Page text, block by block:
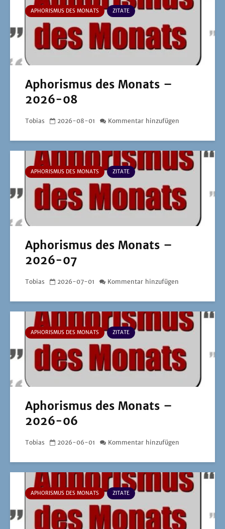
APHORISMUS DES MONATS ZITATE
Aphorismus des Monats –
2026-08
Tobias 2026-08-01 Kommentar hinzufügen
APHORISMUS DES MONATS ZITATE
Aphorismus des Monats –
2026-07
Tobias 2026-07-01 Kommentar hinzufügen
APHORISMUS DES MONATS ZITATE
Aphorismus des Monats –
2026-06
Tobias 2026-06-01 Kommentar hinzufügen
APHORISMUS DES MONATS ZITATE